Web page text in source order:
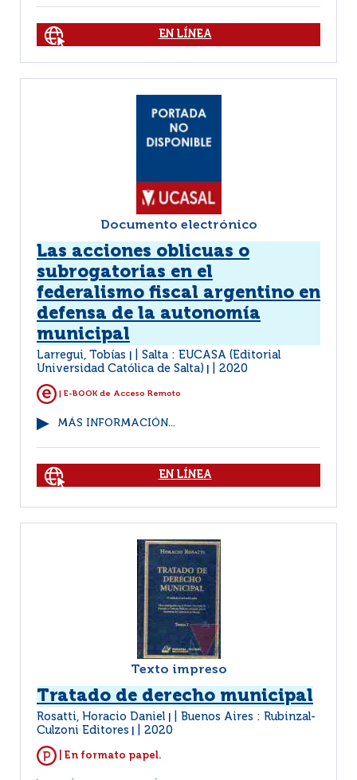
EN LÍNEA
Documento electrónico
Las acciones oblicuas o
subrogatorias en el
federalismo fiscal argentino en
defensa de la autonomía
municipal
Larregui, Tobías
Salta : EUCASA (Editorial
Universidad Católica de Salta)
2020
| E-BOOK de Acceso Remoto
MÁS INFORMACIÓN...
EN LÍNEA
Texto impreso
Tratado de derecho municipal
Rosatti, Horacio Daniel
Buenos Aires : Rubinzal-
Culzoni Editores
2020
| En formato papel.